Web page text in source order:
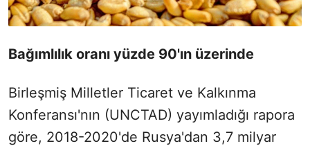
Bağımlılık oranı yüzde 90'ın üzerinde
Birleşmiş Milletler Ticaret ve Kalkınma
Konferansı'nın (UNCTAD) yayımladığı rapora
göre, 2018-2020'de Rusya'dan 3,7 milyar